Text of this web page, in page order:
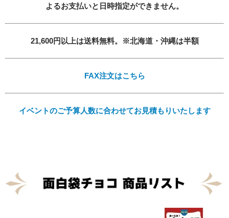
プライバシーポリシーを確認しました。
よるお支払いと日時指定ができません。
21,600円以上は送料無料。※北海道・沖縄は半額
FAX注文はこちら
イベントのご予算人数に合わせてお見積もりいたします